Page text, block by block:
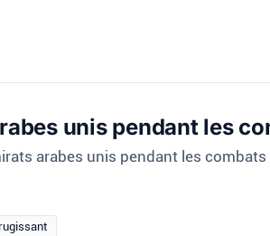
unis pendant les
arabes unis pendant les